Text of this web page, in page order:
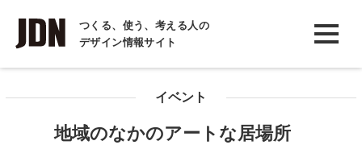
つくる、使う、考える人の
デザイン情報サイト
INTERVIEW
インタビュー
イベント
地域のなかのアートな居場所